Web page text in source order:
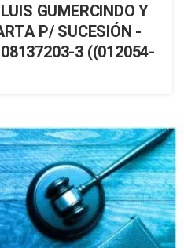
GUMERCINDO Y
P/ SUCESIÓN -
3 ((012054-